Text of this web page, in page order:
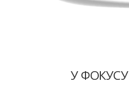
У ФОКУСУ